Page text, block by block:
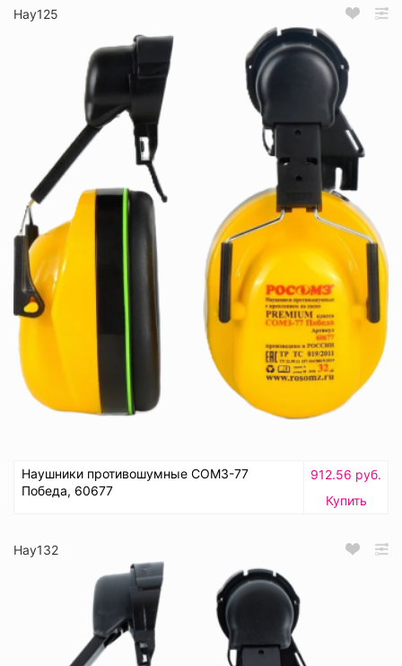
Нау125
Наушники противошумные СОМЗ-77
Победа, 60677
912.56 руб.
Купить
Нау132